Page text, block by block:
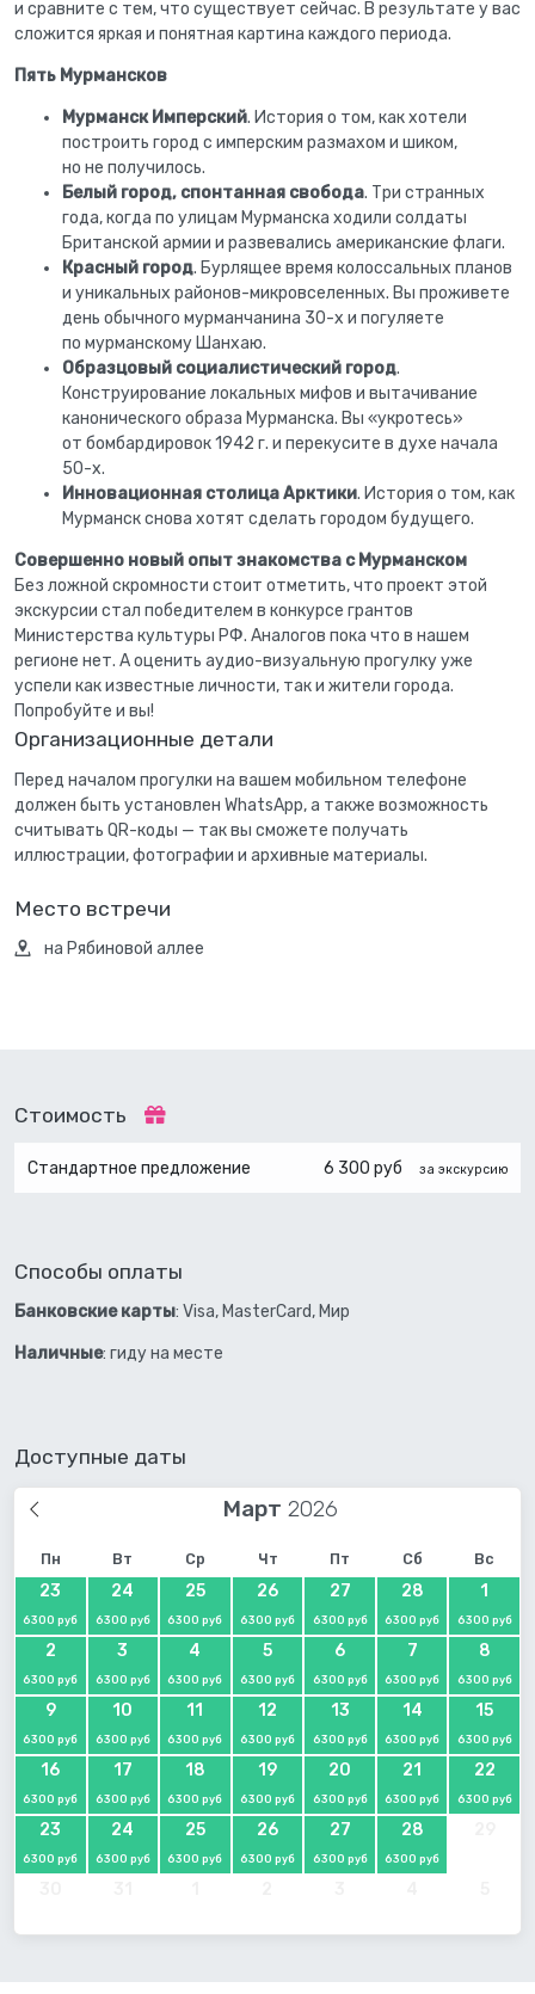
и сравните с тем, что существует сейчас. В результате у вас
сложится яркая и понятная картина каждого периода.
Пять Мурмансков
Мурманск Имперский. История о том, как хотели
построить город с имперским размахом и шиком,
но не получилось.
Белый город, спонтанная свобода. Три странных
года, когда по улицам Мурманска ходили солдаты
Британской армии и развевались американские флаги.
Красный город. Бурлящее время колоссальных планов
и уникальных районов-микровселенных. Вы проживете
день обычного мурманчанина 30-х и погуляете
по мурманскому Шанхаю.
Образцовый социалистический город.
Конструирование локальных мифов и вытачивание
канонического образа Мурманска. Вы «укротесь»
от бомбардировок 1942 г. и перекусите в духе начала
50-х.
Инновационная столица Арктики. История о том, как
Мурманск снова хотят сделать городом будущего.
Совершенно новый опыт знакомства с Мурманском
Без ложной скромности стоит отметить, что проект этой
экскурсии стал победителем в конкурсе грантов
Министерства культуры РФ. Аналогов пока что в нашем
регионе нет. А оценить аудио-визуальную прогулку уже
успели как известные личности, так и жители города.
Попробуйте и вы!
Организационные детали
Перед началом прогулки на вашем мобильном телефоне
должен быть установлен WhatsApp, а также возможность
считывать QR-коды — так вы сможете получать
иллюстрации, фотографии и архивные материалы.
Место встречи
на Рябиновой аллее
Стоимость
Стандартное предложение 6 300 руб за экскурсию
Способы оплаты
Банковские карты: Visa, MasterCard, Мир
Наличные: гиду на месте
Доступные даты
Март
Пн Вт Ср Чт Пт Сб Вс
23
6300 руб
24
6300 руб
25
6300 руб
26
6300 руб
27
6300 руб
28
6300 руб
1
6300 руб
2
6300 руб
3
6300 руб
4
6300 руб
5
6300 руб
6
6300 руб
7
6300 руб
8
6300 руб
9
6300 руб
10
6300 руб
11
6300 руб
12
6300 руб
13
6300 руб
14
6300 руб
15
6300 руб
16
6300 руб
17
6300 руб
18
6300 руб
19
6300 руб
20
6300 руб
21
6300 руб
22
6300 руб
23
6300 руб
24
6300 руб
25
6300 руб
26
6300 руб
27
6300 руб
28
6300 руб